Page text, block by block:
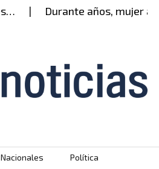
Durante años, mujer
Nacionales
Política